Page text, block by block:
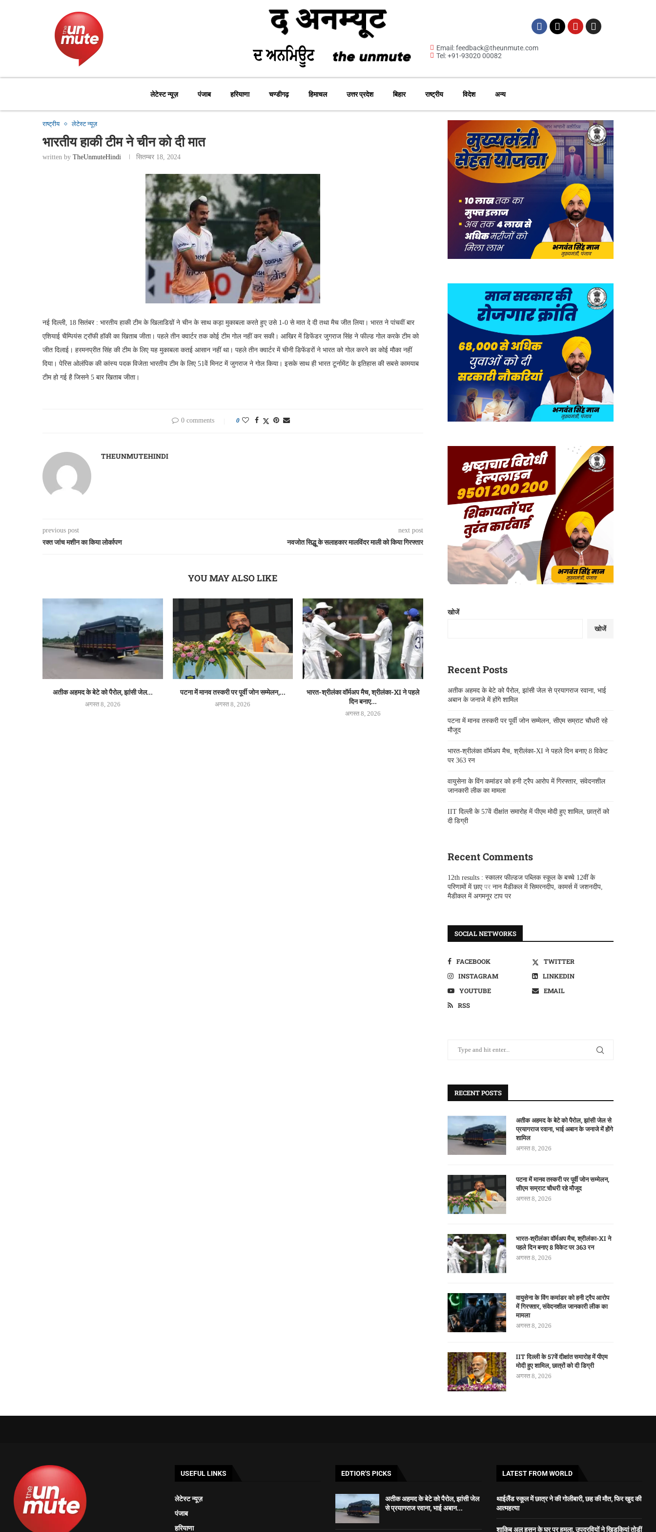
Email: feedback@theunmute.com
Tel: +91-93020 00082
लेटेस्ट न्यूज़ पंजाब हरियाणा चण्डीगढ़ हिमाचल उत्तर प्रदेश बिहार राष्ट्रीय विदेश अन्य
राष्ट्रीय लेटेस्ट न्यूज़
भारतीय हाकी टीम ने चीन को दी मात
written by TheUnmuteHindi सितम्बर 18, 2024
नई दिल्ली, 18 सितंबर : भारतीय हाकी टीम के खिलाडिय़ों ने चीन के साथ कड़ा मुकाबला करते हुए उसे 1-0 से मात दे दी तथा मैच जीत लिया। भारत ने पांचवीं बार
एशियाई चैम्पियंस ट्रॉफी हॉकी का खिताब जीता। पहले तीन क्वार्टर तक कोई टीम गोल नहीं कर सकी। आखिर में डिफेंडर जुगराज सिंह ने फील्ड गोल करके टीम को
जीत दिलाई। हरमनप्रीत सिंह की टीम के लिए यह मुकाबला कतई आसान नहीं था। पहले तीन क्वार्टर में चीनी डिफेंडरों ने भारत को गोल करने का कोई मौका नहीं
दिया। पेरिस ओलंपिक की कांस्य पदक विजेता भारतीय टीम के लिए 51वें मिनट में जुगराज ने गोल किया। इसके साथ ही भारत टूर्नामेंट के इतिहास की सबसे कामयाब
टीम हो गई है जिसने 5 बार खिताब जीता।
0 comments 0
THEUNMUTEHINDI
previous post
रक्त जांच मशीन का किया लोर्कापण
next post
नवजोत सिद्धू के सलाहकार मालविंदर माली को किया गिरफ्तार
YOU MAY ALSO LIKE
अतीक अहमद के बेटे को पैरोल, झांसी जेल...
अगस्त 8, 2026
पटना में मानव तस्करी पर पूर्वी जोन सम्मेलन,...
अगस्त 8, 2026
भारत-श्रीलंका वॉर्मअप मैच, श्रीलंका-XI ने पहले
दिन बनाए...
अगस्त 8, 2026
खोजें
खोजें
Recent Posts
अतीक अहमद के बेटे को पैरोल, झांसी जेल से प्रयागराज रवाना, भाई
अबान के जनाजे में होंगे शामिल
पटना में मानव तस्करी पर पूर्वी जोन सम्मेलन, सीएम सम्राट चौधरी रहे
मौजूद
भारत-श्रीलंका वॉर्मअप मैच, श्रीलंका-XI ने पहले दिन बनाए 8 विकेट
पर 363 रन
वायुसेना के विंग कमांडर को हनी ट्रैप आरोप में गिरफ्तार, संवेदनशील
जानकारी लीक का मामला
IIT दिल्ली के 57वें दीक्षांत समारोह में पीएम मोदी हुए शामिल, छात्रों को
दी डिग्री
Recent Comments
12th results : स्कालर फील्डज पब्लिक स्कूल के बच्चे 12वीं के
परिणामों में छाएपर नान मैडीकल में सिमरनदीप, कामर्स में जशनदीप,
मैडीकल में अगमनूर टाप पर
SOCIAL NETWORKS
FACEBOOK
TWITTER
INSTAGRAM
LINKEDIN
YOUTUBE
EMAIL
RSS
RECENT POSTS
अतीक अहमद के बेटे को पैरोल, झांसी जेल से
प्रयागराज रवाना, भाई अबान के जनाजे में होंगे
शामिल
अगस्त 8, 2026
पटना में मानव तस्करी पर पूर्वी जोन सम्मेलन,
सीएम सम्राट चौधरी रहे मौजूद
अगस्त 8, 2026
भारत-श्रीलंका वॉर्मअप मैच, श्रीलंका-XI ने
पहले दिन बनाए 8 विकेट पर 363 रन
अगस्त 8, 2026
वायुसेना के विंग कमांडर को हनी ट्रैप आरोप
में गिरफ्तार, संवेदनशील जानकारी लीक का
मामला
अगस्त 8, 2026
IIT दिल्ली के 57वें दीक्षांत समारोह में पीएम
मोदी हुए शामिल, छात्रों को दी डिग्री
अगस्त 8, 2026
USEFUL LINKS
लेटेस्ट न्यूज़
पंजाब
हरियाणा
EDTIOR'S PICKS
अतीक अहमद के बेटे को पैरोल, झांसी जेल
से प्रयागराज रवाना, भाई अबान...
LATEST FROM WORLD
थाईलैंड स्कूल में छात्र ने की गोलीबारी, छह की मौत, फिर खुद की
आत्महत्या
शाकिब अल हसन के घर पर हमला, उपद्रवियों ने खिड़कियां तोड़ीं